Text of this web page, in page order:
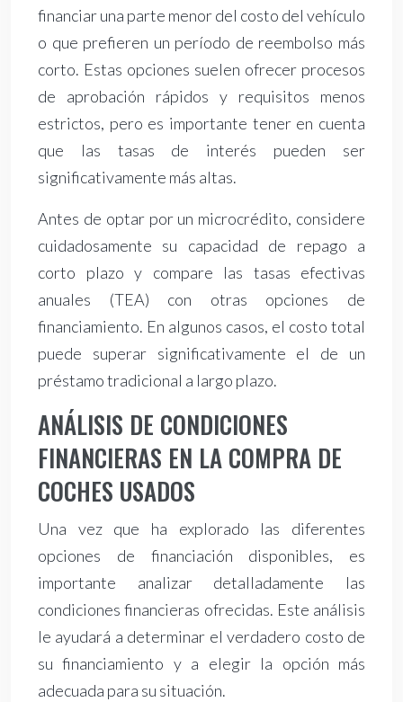
financiar una parte menor del costo del vehículo
o que prefieren un período de reembolso más
corto. Estas opciones suelen ofrecer procesos
de aprobación rápidos y requisitos menos
estrictos, pero es importante tener en cuenta
que las tasas de interés pueden ser
significativamente más altas.
Antes de optar por un microcrédito, considere
cuidadosamente su capacidad de repago a
corto plazo y compare las tasas efectivas
anuales (TEA) con otras opciones de
financiamiento. En algunos casos, el costo total
puede superar significativamente el de un
préstamo tradicional a largo plazo.
ANÁLISIS DE CONDICIONES
FINANCIERAS EN LA COMPRA DE
COCHES USADOS
Una vez que ha explorado las diferentes
opciones de financiación disponibles, es
importante analizar detalladamente las
condiciones financieras ofrecidas. Este análisis
le ayudará a determinar el verdadero costo de
su financiamiento y a elegir la opción más
adecuada para su situación.